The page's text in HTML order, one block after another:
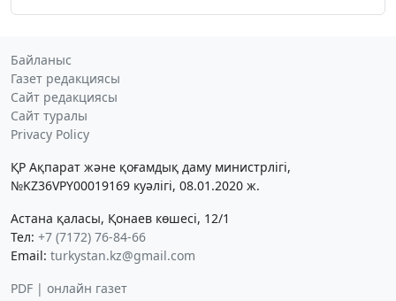
Байланыс
Газет редакциясы
Сайт редакциясы
Сайт туралы
Privacy Policy
ҚР Ақпарат және қоғамдық даму министрлігі,
№KZ36VPY00019169 куәлігі, 08.01.2020 ж.
Астана қаласы, Қонаев көшесі, 12/1
Тел: +7 (7172) 76-84-66
Email: turkystan.kz@gmail.com
PDF | онлайн газет